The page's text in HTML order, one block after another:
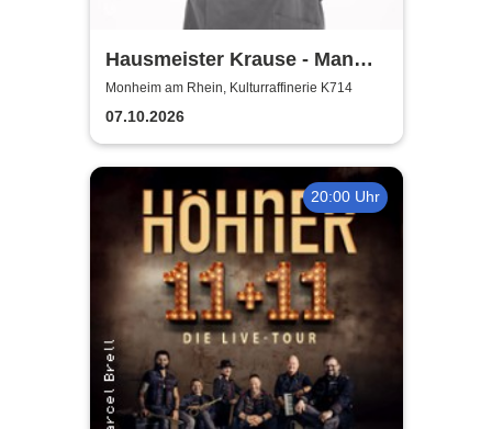
Hausmeister Krause - Man
lebt nur zweimal
Monheim am Rhein, Kulturraffinerie K714
07.10.2026
20:00 Uhr